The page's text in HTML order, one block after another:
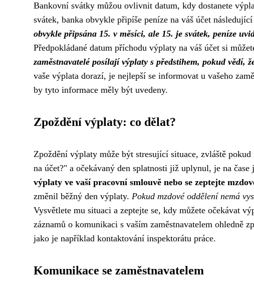
Bankovní svátky můžou ovlivnit datum, kdy dostanete
svátek, banka obvykle připíše peníze na váš účet
obvykle připsána 15. v měsíci, ale 15. je svátek, peníze
Předpokládané datum příchodu výplaty na váš účet si
zaměstnavatelé posílají výplaty s předstihem, pokud vědí,
vaše výplata dorazí, je nejlepší se informovat u vašeho
by tyto informace měly být uvedeny.
Zpoždění výplaty: co dělat?
Zpoždění výplaty může být stresující situace, zvláště
na účet?" a očekávaný den splatnosti již uplynul, je na čase
výplaty ve vaší pracovní smlouvě nebo se zeptejte
změnil běžný den výplaty. Pokud mzdové oddělení nemá
Vysvětlete mu situaci a zeptejte se, kdy můžete očekávat
záznamů o komunikaci s vaším zaměstnavatelem ohledně
jako je například kontaktování inspektorátu práce.
Komunikace se zaměstnavatelem